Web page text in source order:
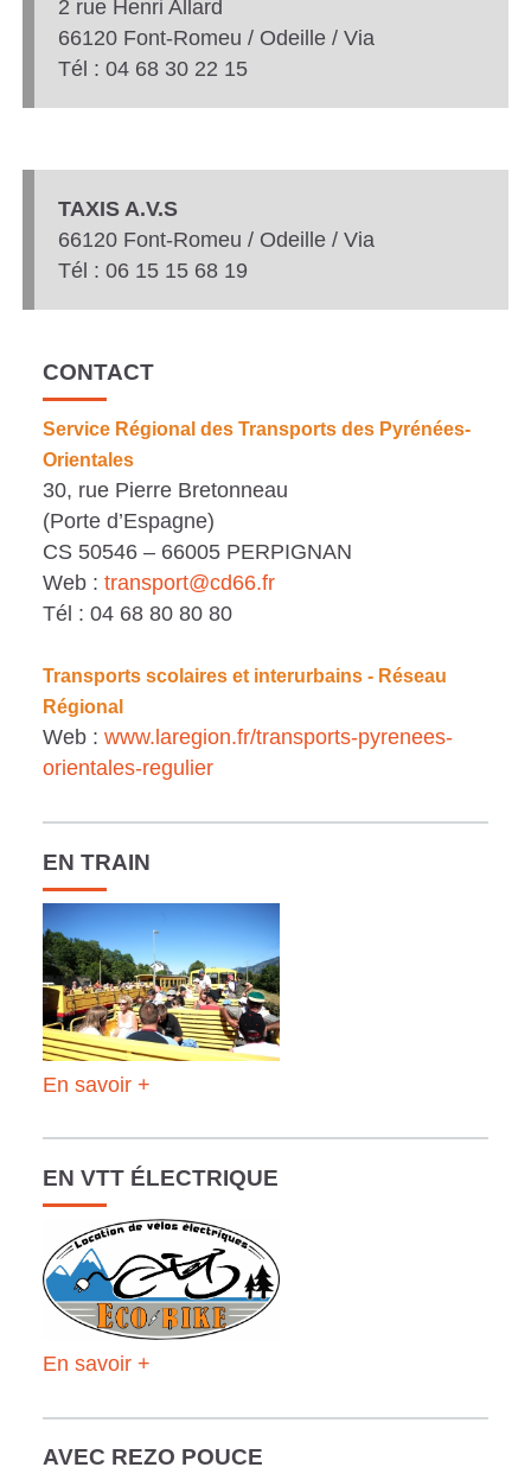
2 rue Henri Allard
66120 Font-Romeu / Odeille / Via
Tél : 04 68 30 22 15
TAXIS A.V.S
66120 Font-Romeu / Odeille / Via
Tél : 06 15 15 68 19
CONTACT
Service Régional des Transports des Pyrénées-
Orientales
30, rue Pierre Bretonneau
(Porte d’Espagne)
CS 50546 – 66005 PERPIGNAN
Web :transport@cd66.fr
Tél : 04 68 80 80 80
Transports scolaires et interurbains - Réseau
Régional
Web :www.laregion.fr/transports-pyrenees-
orientales-regulier
EN TRAIN
En savoir +
EN VTT ÉLECTRIQUE
En savoir +
AVEC REZO POUCE